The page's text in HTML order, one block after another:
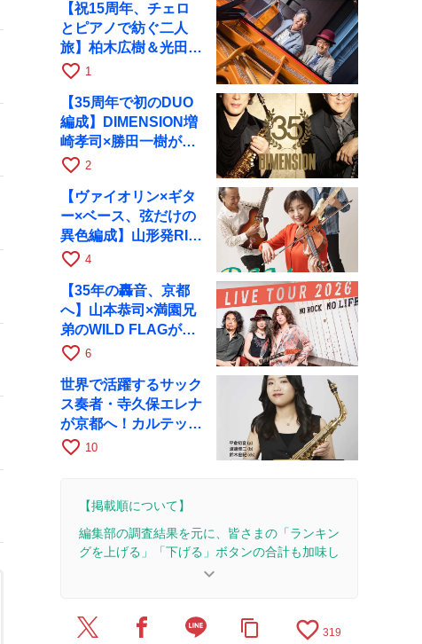
【祝15周年、チェロ
とピアノで紡ぐ二人
旅】柏木広樹＆光田健
一が11月12日に京都
favorite_border 1
【35周年で初のDUO
編成】DIMENSION増
崎孝司×勝田一樹が10
月11日に京都RAGへ
favorite_border 2
【ヴァイオリン×ギタ
ー×ベース、弦だけの
異色編成】山形発RIM
が初全国ツアーで8月
favorite_border 4
【35年の轟音、京都
へ】山本恭司×満園兄
弟のWILD FLAGが8
月6日にRAGでライブ
favorite_border 6
世界で活躍するサック
ス奏者・寺久保エレナ
が京都へ！カルテッ
ト・ツアー京都公演を
favorite_border 10
【掲載順について】
編集部の調査結果を元に、皆さまの「ランキン
グを上げる」「下げる」ボタンの合計も加味し
2025/6/28：1本のレビューを追加・更新。
keyboard_arrow_down
content_copy favorite_border 319